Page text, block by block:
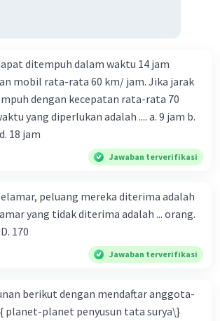
ditempuh dalam waktu 14 jam
mobil rata-rata 60 km/ jam. Jika jarak
dengan kecepatan rata-rata 70
diperlukan adalah .... a. 9 jam b.
12 jam c. 15 jam d. 18 jam
Jawaban terverifikasi
peluang mereka diterima adalah
yang tidak diterima adalah ... orang.
170
Jawaban terverifikasi
berikut dengan mendaftar anggota-
planet-planet penyusun tata surya\}